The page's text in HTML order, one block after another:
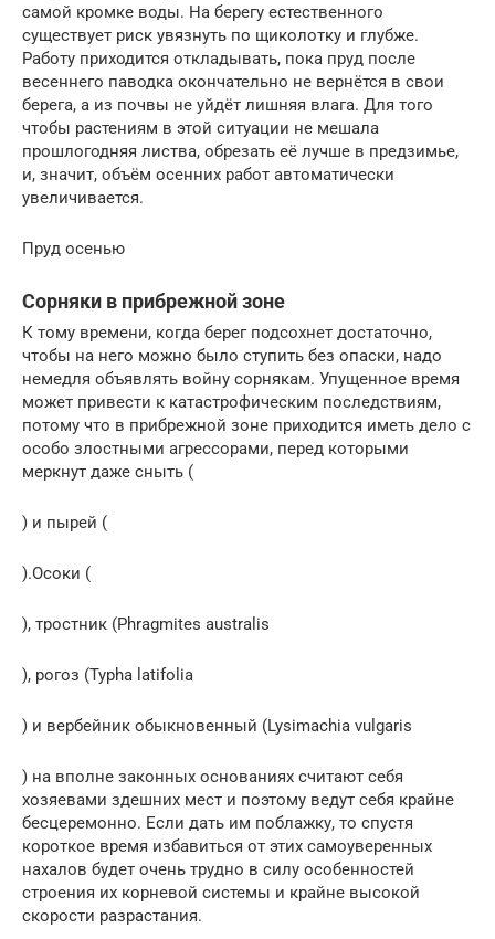
самой кромке воды. На берегу естественного
существует риск увязнуть по щиколотку и глубже.
Работу приходится откладывать, пока пруд после
весеннего паводка окончательно не вернётся в свои
берега, а из почвы не уйдёт лишняя влага. Для того
чтобы растениям в этой ситуации не мешала
прошлогодняя листва, обрезать её лучше в предзимье,
и, значит, объём осенних работ автоматически
увеличивается.
Пруд осенью
Сорняки в прибрежной зоне
К тому времени, когда берег подсохнет достаточно,
чтобы на него можно было ступить без опаски, надо
немедля объявлять войну сорнякам. Упущенное время
может привести к катастрофическим последствиям,
потому что в прибрежной зоне приходится иметь дело с
особо злостными агрессорами, перед которыми
меркнут даже сныть (
) и пырей (
).Осоки (
), тростник (Phragmites australis
), рогоз (Typha latifolia
) и вербейник обыкновенный (Lysimachia vulgaris
) на вполне законных основаниях считают себя
хозяевами здешних мест и поэтому ведут себя крайне
бесцеремонно. Если дать им поблажку, то спустя
короткое время избавиться от этих самоуверенных
нахалов будет очень трудно в силу особенностей
строения их корневой системы и крайне высокой
скорости разрастания.